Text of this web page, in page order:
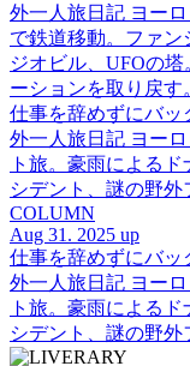
外一人旅日記 ヨー
で鉄道移動。ファン
ジオビル、UFOの
ーションを取り戻す
仕事を辞めずにバ
外一人旅日記 ヨー
ト旅。豪雨による
シデント、謎の野外
COLUMN
Aug 31. 2025 up
仕事を辞めずにバ
外一人旅日記 ヨー
ト旅。豪雨による
シデント、謎の野外